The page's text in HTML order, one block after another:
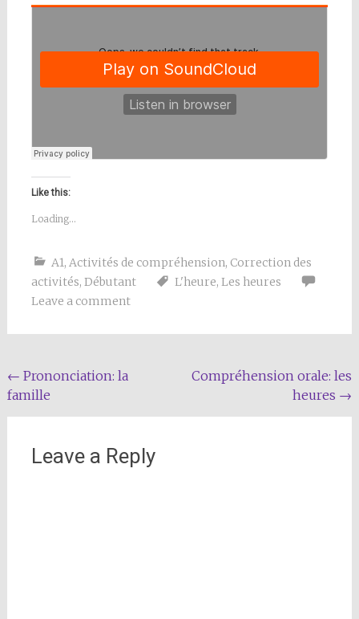
Like this:
Loading...
A1, Activités de compréhension, Correction des
activités, Débutant L'heure, Les heures
Leave a comment
Post
navigation
← Prononciation: la
famille
Compréhension orale: les
heures →
Leave a Reply